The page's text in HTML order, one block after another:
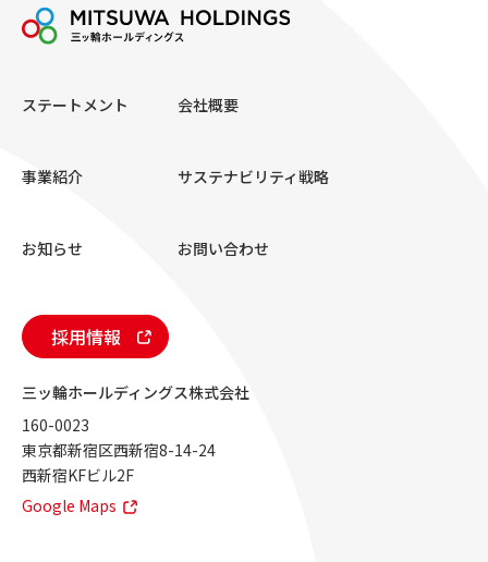
ステートメント 会社概要
事業紹介 サステナビリティ戦略
お知らせ お問い合わせ
採用情報
三ッ輪ホールディングス株式会社
160-0023
東京都新宿区西新宿8-14-24
西新宿KFビル2F
Google Maps